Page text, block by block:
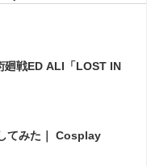
廻戦ED ALI「LOST IN
てみた｜ Cosplay